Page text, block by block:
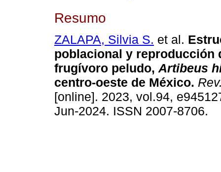
Resumo
ZALAPA, Silvia S. et al.
poblacional y reproducción
frugívoro peludo, Artibeus
centro-oeste de México.
[online]. 2023, vol.94,
Jun-2024. ISSN 2007-8706.